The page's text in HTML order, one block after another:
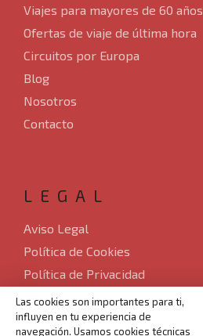
Viajes para mayores de 60 años
Ofertas de viaje de última hora
Circuitos por Europa
Blog
Nosotros
Contacto
LEGAL
Aviso Legal
Política de Cookies
Política de Privacidad
Sitemap
Desarrollado por Verkia ®
Las cookies son importantes para ti,
influyen en tu experiencia de
navegación. Usamos cookies técnicas